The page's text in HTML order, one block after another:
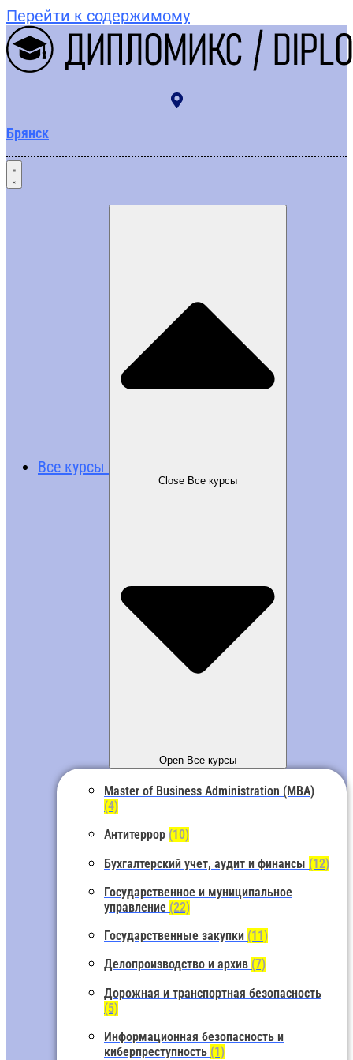
Перейти к содержимому
Брянск
Все курсы
Close Все курсы
Open Все курсы
Master of Business Administration (MBA)
(4)
Антитеррор (10)
Бухгалтерский учет, аудит и финансы (12)
Государственное и муниципальное
управление (22)
Государственные закупки (11)
Делопроизводство и архив (7)
Дорожная и транспортная безопасность
(5)
Информационная безопасность и
киберпреступность (1)